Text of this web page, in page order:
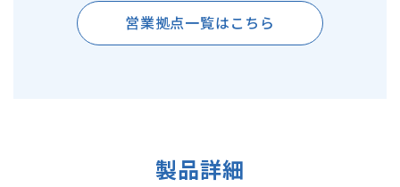
営業拠点一覧はこちら
製品詳細